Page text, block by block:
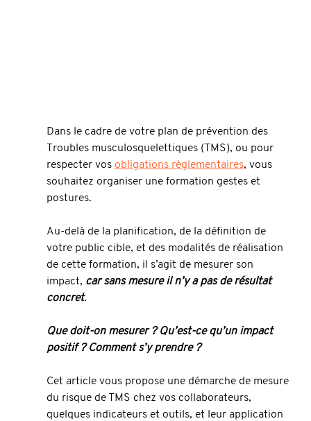
Dans le cadre de votre plan de prévention des
Troubles musculosquelettiques (TMS), ou pour
respecter vos obligations règlementaires, vous
souhaitez organiser une formation gestes et
postures.
Au-delà de la planification, de la définition de
votre public cible, et des modalités de réalisation
de cette formation, il s’agit de mesurer son
impact, car sans mesure il n’y a pas de résultat
concret.
Que doit-on mesurer ? Qu’est-ce qu’un impact
positif ? Comment s’y prendre ?
Cet article vous propose une démarche de mesure
du risque de TMS chez vos collaborateurs,
quelques indicateurs et outils, et leur application